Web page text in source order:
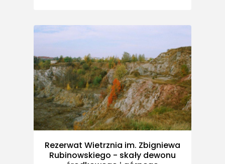
Rezerwat Wietrznia im. Zbigniewa
Rubinowskiego - skały dewonu